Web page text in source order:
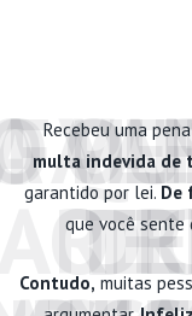
Recebeu uma
multa indevida de
garantido por lei. De
que você
Contudo, muitas